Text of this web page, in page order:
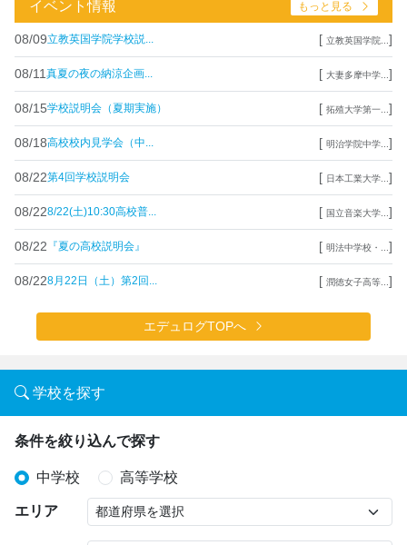
イベント情報 もっと見る
08/09立教英国学院学校説... [ 立教英国学院... ]
08/11 真夏の夜の納涼企画... [ 大妻多摩中学... ]
08/15学校説明会（夏期実施） [ 拓殖大学第一... ]
08/18高校校内見学会（中... [ 明治学院中学... ]
08/22第4回学校説明会 [ 日本工業大学... ]
08/228/22(土)10:30高校普... [ 国立音楽大学... ]
08/22 『夏の高校説明会』 [ 明法中学校・... ]
08/228月22日（土）第2回... [ 潤徳女子高等... ]
エデュログTOPへ
学校を探す
条件を絞り込んで探す
中学校 高等学校
エリア